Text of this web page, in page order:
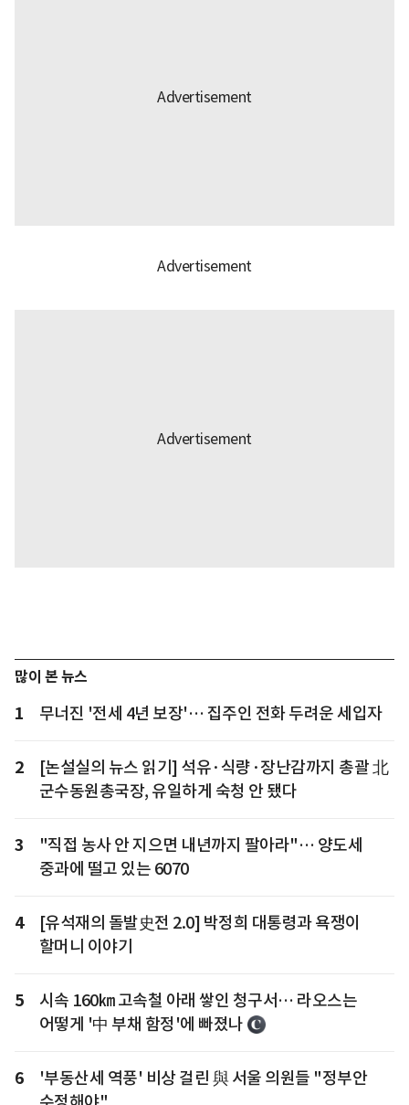
많이 본 뉴스
1 무너진 '전세 4년 보장'… 집주인 전화 두려운 세입자
2
[논설실의 뉴스 읽기] 석유·식량·장난감까지 총괄 北
군수동원총국장, 유일하게 숙청 안 됐다
3
"직접 농사 안 지으면 내년까지 팔아라"… 양도세
중과에 떨고 있는 6070
4
[유석재의 돌발史전 2.0] 박정희 대통령과 욕쟁이
할머니 이야기
5
시속 160㎞ 고속철 아래 쌓인 청구서… 라오스는
어떻게 '中 부채 함정'에 빠졌나
6
'부동산세 역풍' 비상 걸린 與 서울 의원들 "정부안